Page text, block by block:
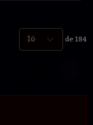
de 184